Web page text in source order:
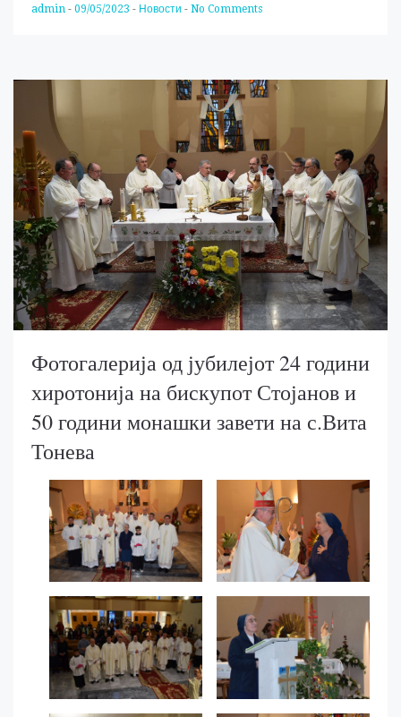
admin - 09/05/2023 - Новости - No Comments
Фотогалерија од јубилејот 24 години
хиротонија на бискупот Стојанов и
50 години монашки завети на с.Вита
Тонева